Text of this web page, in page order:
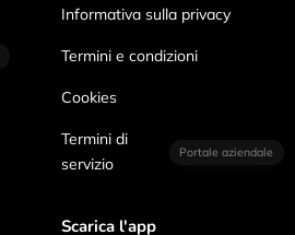
Informativa sulla privacy
Termini e condizioni
Cookies
Termini di
servizio
Portale aziendale
Scarica l'app